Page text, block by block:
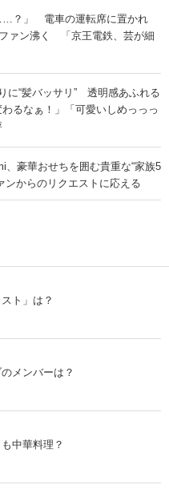
？」 電車の運転席に置かれ
ファン沸く 「京王電鉄、芸が細
に“髪バッサリ” 透明感あふれる
るなぁ！」「可愛いしめっっっ
、豪華おせちを囲む貴重な“家族5
からのリクエストに応える
ト」は？
メンバーは？
中華料理？